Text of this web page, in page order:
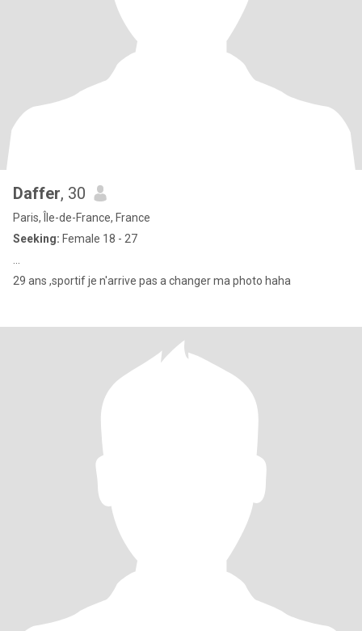
Daffer, 30
Paris, Île-de-France, France
Seeking: Female 18 - 27
29 ans ,sportif je n'arrive pas a changer ma photo haha